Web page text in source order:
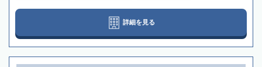
詳細を見る